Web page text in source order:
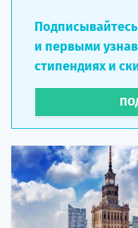
и первыми
стипендиях и